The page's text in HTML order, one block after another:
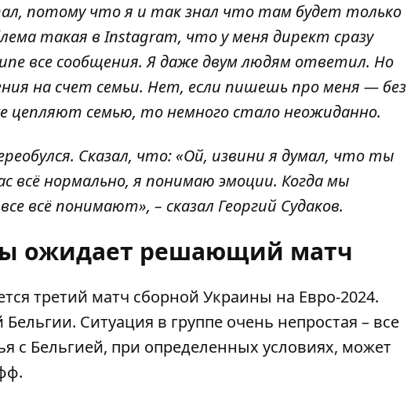
потому что я и так знал что там будет только
такая в Instagram, что у меня директ сразу
все сообщения. Я даже двум людям ответил. Но
на счет семьи. Нет, если пишешь про меня — без
цепляют семью, то немного стало неожиданно.
Сказал, что: «Ой, извини я думал, что ты
всё нормально, я понимаю эмоции. Когда мы
всё понимают», – сказал Георгий Судаков.
ожидает решающий матч
третий матч сборной Украины на Евро-2024.
Бельгии. Ситуация в группе очень непростая – все
с Бельгией, при определенных условиях, может